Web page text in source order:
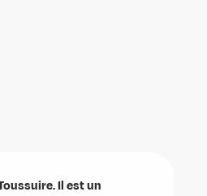
Il est un